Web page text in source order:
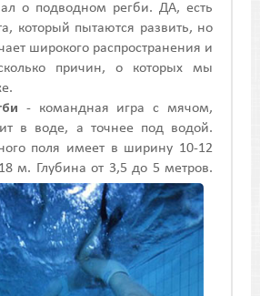
о подводном регби. ДА, есть
который пытаются развить, но
широкого распространения и
причин, о которых мы
- командная игра с мячом,
в воде, а точнее под водой.
поля имеет в ширину 10-12
м. Глубина от 3,5 до 5 метров.